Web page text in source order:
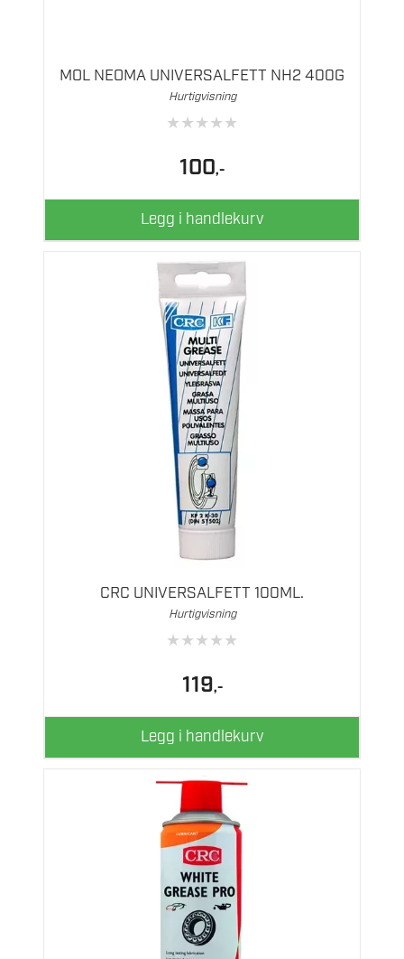
MOL NEOMA UNIVERSALFETT NH2 400G
Hurtigvisning
★★★★★
100,-
Legg i handlekurv
CRC UNIVERSALFETT 100ML.
Hurtigvisning
★★★★★
119,-
Legg i handlekurv